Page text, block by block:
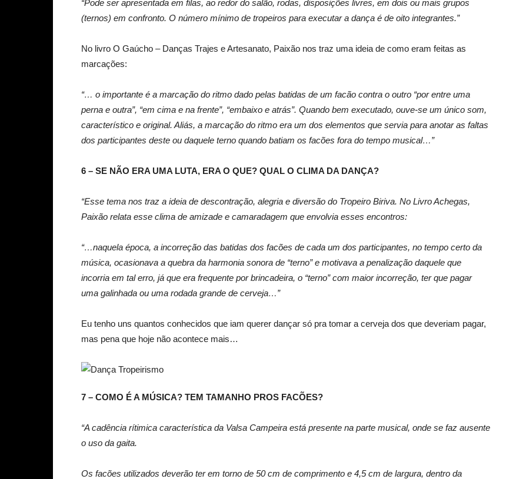
“Pode ser apresentada em filas, ao redor do salão, rodas, disposições livres, em dois ou mais grupos
(ternos) em confronto. O número mínimo de tropeiros para executar a dança é de oito integrantes.”
No livro O Gaúcho – Danças Trajes e Artesanato, Paixão nos traz uma ideia de como eram feitas as
marcações:
“… o importante é a marcação do ritmo dado pelas batidas de um facão contra o outro “por entre uma
perna e outra”, “em cima e na frente”, “embaixo e atrás”. Quando bem executado, ouve-se um único som,
característico e original. Aliás, a marcação do ritmo era um dos elementos que servia para anotar as faltas
dos participantes deste ou daquele terno quando batiam os facões fora do tempo musical…”
6 – SE NÃO ERA UMA LUTA, ERA O QUE? QUAL O CLIMA DA DANÇA?
“Esse tema nos traz a ideia de descontração, alegria e diversão do Tropeiro Biriva. No Livro Achegas,
Paixão relata esse clima de amizade e camaradagem que envolvia esses encontros:
“…naquela época, a incorreção das batidas dos facões de cada um dos participantes, no tempo certo da
música, ocasionava a quebra da harmonia sonora de “terno” e motivava a penalização daquele que
incorria em tal erro, já que era frequente por brincadeira, o “terno” com maior incorreção, ter que pagar
uma galinhada ou uma rodada grande de cerveja…”
Eu tenho uns quantos conhecidos que iam querer dançar só pra tomar a cerveja dos que deveriam pagar,
mas pena que hoje não acontece mais…
7 – COMO É A MÚSICA? TEM TAMANHO PROS FACÕES?
“A cadência rítimica característica da Valsa Campeira está presente na parte musical, onde se faz ausente
o uso da gaita.
Os facões utilizados deverão ter em torno de 50 cm de comprimento e 4,5 cm de largura, dentro da